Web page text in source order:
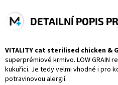
DETAILNÍ POPIS
VITALITY cat sterilised chicken &
superprémiové krmivo. LOW GRAIN
kukuřici. Je tedy velmi vhodné i pro
potravinovou alergií.